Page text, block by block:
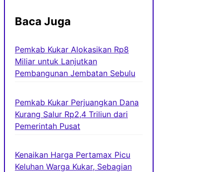
Baca Juga
Pemkab Kukar Alokasikan Rp8
Miliar untuk Lanjutkan
Pembangunan Jembatan Sebulu
Pemkab Kukar Perjuangkan Dana
Kurang Salur Rp2,4 Triliun dari
Pemerintah Pusat
Kenaikan Harga Pertamax Picu
Keluhan Warga Kukar, Sebagian